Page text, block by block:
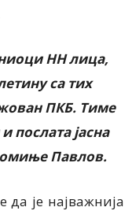
НН лица,
са тих
ПКБ. Тиме
послата јасна
Павлов.
је најважнија